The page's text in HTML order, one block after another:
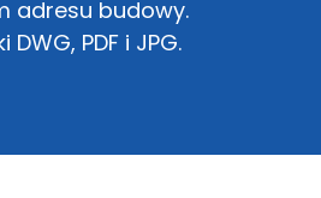
adresu budowy.
PDF i JPG.